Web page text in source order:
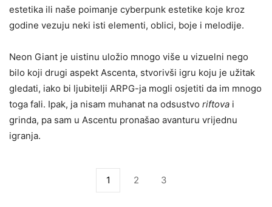
estetika ili naše poimanje cyberpunk estetike koje kroz
godine vezuju neki isti elementi, oblici, boje i melodije.
Neon Giant je uistinu uložio mnogo više u vizuelni nego
bilo koji drugi aspekt Ascenta, stvorivši igru koju je užitak
gledati, iako bi ljubitelji ARPG-ja mogli osjetiti da im mnogo
toga fali. Ipak, ja nisam muhanat na odsustvo riftova i
grinda, pa sam u Ascentu pronašao avanturu vrijednu
igranja.
1 2 3